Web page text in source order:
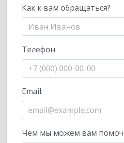
Как к вам обращаться?
Телефон
Email:
Чем мы можем вам